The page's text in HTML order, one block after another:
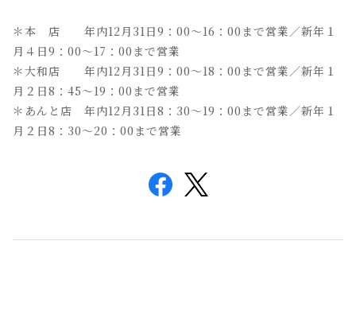
＊本 店 年内12月31日9：00～16：00まで営業／新年１
月４日9：00～17：00まで営業
＊大和店 年内12月31日9：00～18：00まで営業／新年１
月２日8：45～19：00まで営業
＊あんと店 年内12月31日8：30～19：00まで営業／新年１
月２日8：30～20：00まで営業